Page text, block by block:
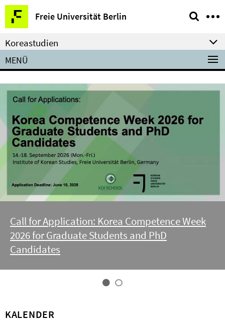
Springe
direkt
zu
Inhalt
Freie Universität Berlin
Service-
Navigation
Koreastudien
MENÜ
Call for Application: Korea Competence Week
2026 for Graduate Students and PhD
Candidates
KALENDER